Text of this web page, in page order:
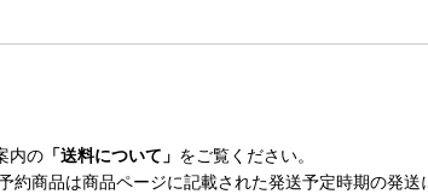
内の 「送料について」 をご覧ください。
商品は商品ページに記載された発送予定時期の発